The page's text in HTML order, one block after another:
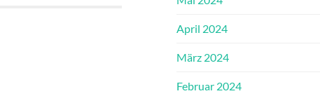
April 2024
März 2024
Februar 2024